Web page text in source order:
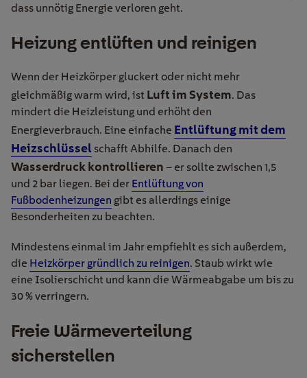
dass unnötig Energie verloren geht.
Heizung entlüften und reinigen
Wenn der Heizkörper gluckert oder nicht mehr
gleichmäßig warm wird, ist Luft im System. Das
mindert die Heizleistung und erhöht den
Energieverbrauch. Eine einfache Entlüftung mit dem
Heizschlüssel schafft Abhilfe. Danach den
Wasserdruck kontrollieren – er sollte zwischen 1,5
und 2 bar liegen. Bei der Entlüftung von
Fußbodenheizungen gibt es allerdings einige
Besonderheiten zu beachten.
Mindestens einmal im Jahr empfiehlt es sich außerdem,
die Heizkörper gründlich zu reinigen. Staub wirkt wie
eine Isolierschicht und kann die Wärmeabgabe um bis zu
30 % verringern.
Freie Wärmeverteilung
sicherstellen